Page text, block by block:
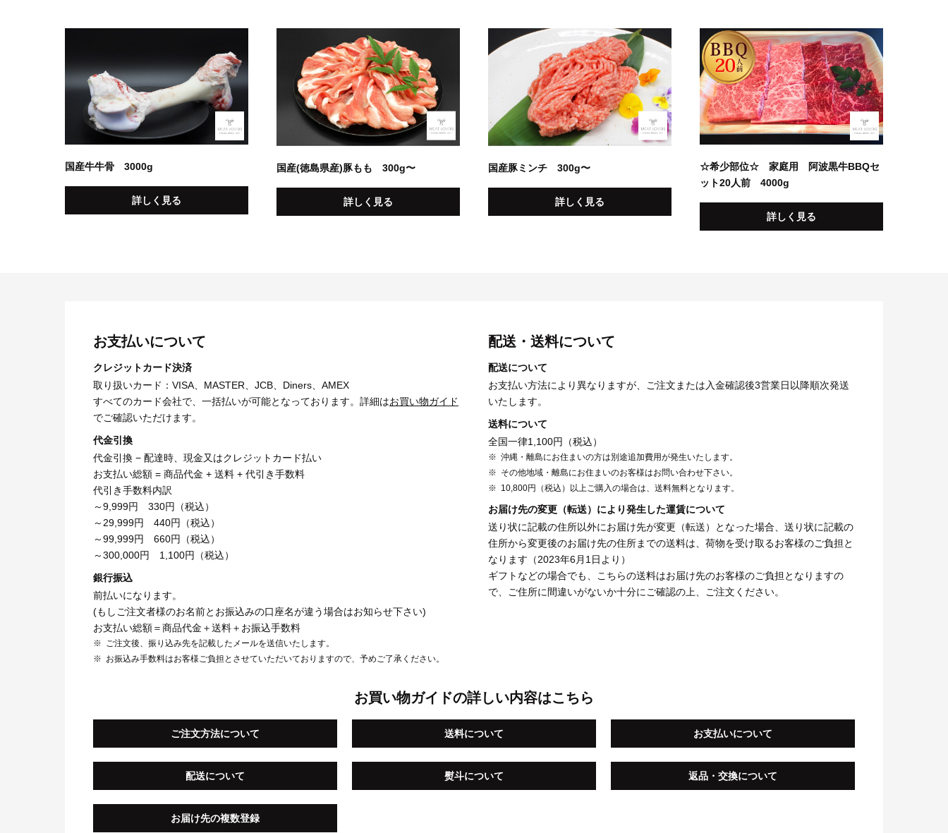
国産牛牛骨 3000g
詳しく見る
国産(徳島県産)豚もも 300g〜
詳しく見る
国産豚ミンチ 300g〜
詳しく見る
☆希少部位☆ 家庭用 阿波黒牛BBQセ
ット20人前 4000g
詳しく見る
お支払いについて
クレジットカード決済
取り扱いカード：VISA、MASTER、JCB、Diners、AMEX
すべてのカード会社で、一括払いが可能となっております。詳細はお買い物ガイド
でご確認いただけます。
代金引換
代金引換 − 配達時、現金又はクレジットカード払い
お支払い総額 = 商品代金 + 送料 + 代引き手数料
代引き手数料内訳
～9,999円 330円（税込）
～29,999円 440円（税込）
～99,999円 660円（税込）
～300,000円 1,100円（税込）
銀行振込
前払いになります。
(もしご注文者様のお名前とお振込みの口座名が違う場合はお知らせ下さい)
お支払い総額＝商品代金＋送料＋お振込手数料
ご注文後、振り込み先を記載したメールを送信いたします。
お振込み手数料はお客様ご負担とさせていただいておりますので、予めご了承ください。
配送・送料について
配送について
お支払い方法により異なりますが、ご注文または入金確認後3営業日以降順次発送
いたします。
送料について
全国一律1,100円（税込）
沖縄・離島にお住まいの方は別途追加費用が発生いたします。
その他地域・離島にお住まいのお客様はお問い合わせ下さい。
10,800円（税込）以上ご購入の場合は、送料無料となります。
お届け先の変更（転送）により発生した運賃について
送り状に記載の住所以外にお届け先が変更（転送）となった場合、送り状に記載の
住所から変更後のお届け先の住所までの送料は、荷物を受け取るお客様のご負担と
なります（2023年6月1日より）
ギフトなどの場合でも、こちらの送料はお届け先のお客様のご負担となりますの
で、ご住所に間違いがないか十分にご確認の上、ご注文ください。
お買い物ガイドの詳しい内容はこちら
ご注文方法について 送料について お支払いについて
配送について 熨斗について 返品・交換について
お届け先の複数登録